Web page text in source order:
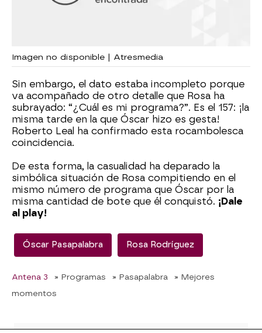
Imagen no disponible | Atresmedia
Sin embargo, el dato estaba incompleto porque
va acompañado de otro detalle que Rosa ha
subrayado: “¿Cuál es mi programa?”. Es el 157: ¡la
misma tarde en la que Óscar hizo es gesta!
Roberto Leal ha confirmado esta rocambolesca
coincidencia.
De esta forma, la casualidad ha deparado la
simbólica situación de Rosa compitiendo en el
mismo número de programa que Óscar por la
misma cantidad de bote que él conquistó. ¡Dale
al play!
Óscar Pasapalabra Rosa Rodríguez
Antena 3 » Programas » Pasapalabra
» Mejores
momentos